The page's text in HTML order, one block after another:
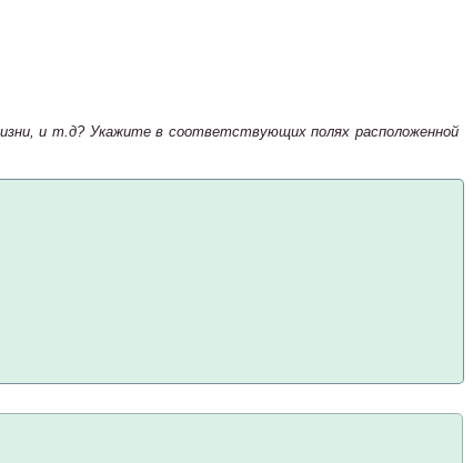
и т.д? Укажите в соответствующих полях расположенной